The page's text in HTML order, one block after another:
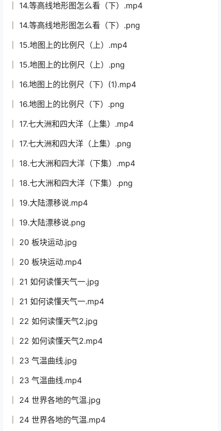
│ 14.等高线地形图怎么看（下）.mp4
│ 14.等高线地形图怎么看（下）.png
│ 15.地图上的比例尺（上）.mp4
│ 15.地图上的比例尺（上）.png
│ 16.地图上的比例尺（下）(1).mp4
│ 16.地图上的比例尺（下）.png
│ 17.七大洲和四大洋（上集）.mp4
│ 17.七大洲和四大洋（上集）.png
│ 18.七大洲和四大洋（下集）.mp4
│ 18.七大洲和四大洋（下集）.png
│ 19.大陆漂移说.mp4
│ 19.大陆漂移说.png
│ 20 板块运动.jpg
│ 20 板块运动.mp4
│ 21 如何读懂天气一.jpg
│ 21 如何读懂天气一.mp4
│ 22 如何读懂天气2.jpg
│ 22 如何读懂天气2.mp4
│ 23 气温曲线.jpg
│ 23 气温曲线.mp4
│ 24 世界各地的气温.jpg
│ 24 世界各地的气温.mp4